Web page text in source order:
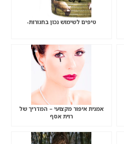
טיפים לשימוש נכון בחגורות-
אמנית איפור מקצועי – המדריך של
רוית אסף